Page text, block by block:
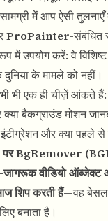
में आप ऐसी तुलनाएँ
ProPainter-संबंधित
में उपयोग करें: वे
दुनिया के मामले को नहीं।
भी एक ही चीज़ें आंकते
बैकग्राउंड मोशन
और क्या पहले से
पर BgRemover
जागरूकवीडियो ऑब्जेक्ट
शिप करती हैं—वह
बनाता है।